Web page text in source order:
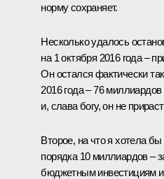
норму сохраняет.
Несколько удалось
на 1 октября 2016 года –
Он остался фактически
2016 года – 76
и, слава богу, он не
Второе, на что я хотела
порядка 10 миллиардов –
бюджетным инвестициям